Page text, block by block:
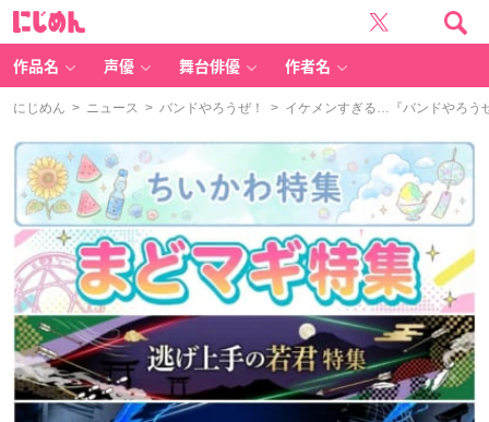
作品名 声優 舞台俳優 作者名
にじめん > ニュース > バンドやろうぜ！ > イケメンすぎる…『バンドやろう